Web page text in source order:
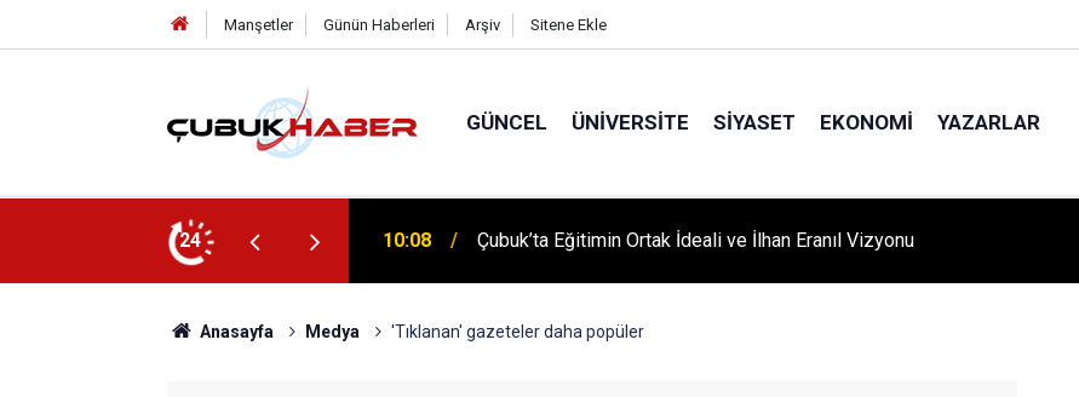
Manşetler Günün Haberleri Arşiv Sitene Ekle
GÜNCEL ÜNIVERSITE SIYASET EKONOMI YAZARLAR
24 12:06 ÇUBUK’TA ‘YAZA MERHABA’ COŞKUSU: Kursiyerler Gönüllerince Eğlendi!
Anasayfa Medya 'Tıklanan' gazeteler daha popüler